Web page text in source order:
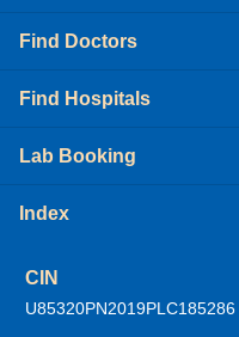
Find Doctors
Find Hospitals
Lab Booking
Index
CIN
U85320PN2019PLC185286